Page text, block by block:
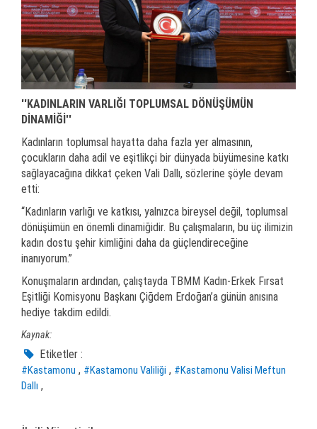
''KADINLARIN VARLIĞI TOPLUMSAL DÖNÜŞÜMÜN
DİNAMİĞİ''
Kadınların toplumsal hayatta daha fazla yer almasının,
çocukların daha adil ve eşitlikçi bir dünyada büyümesine katkı
sağlayacağına dikkat çeken Vali Dallı, sözlerine şöyle devam
etti:
“Kadınların varlığı ve katkısı, yalnızca bireysel değil, toplumsal
dönüşümün en önemli dinamiğidir. Bu çalışmaların, bu üç ilimizin
kadın dostu şehir kimliğini daha da güçlendireceğine
inanıyorum.”
Konuşmaların ardından, çalıştayda TBMM Kadın-Erkek Fırsat
Eşitliği Komisyonu Başkanı Çiğdem Erdoğan’a günün anısına
hediye takdim edildi.
Kaynak:
Etiketler :
#Kastamonu , #Kastamonu Valiliği , #Kastamonu Valisi Meftun
Dallı ,